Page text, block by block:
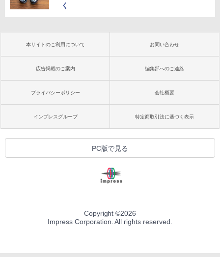
く
本サイトのご利用について お問い合わせ
広告掲載のご案内 編集部へのご連絡
プライバシーポリシー 会社概要
インプレスグループ 特定商取引法に基づく表示
PC版で見る
Copyright ©2026
Impress Corporation. All rights reserved.